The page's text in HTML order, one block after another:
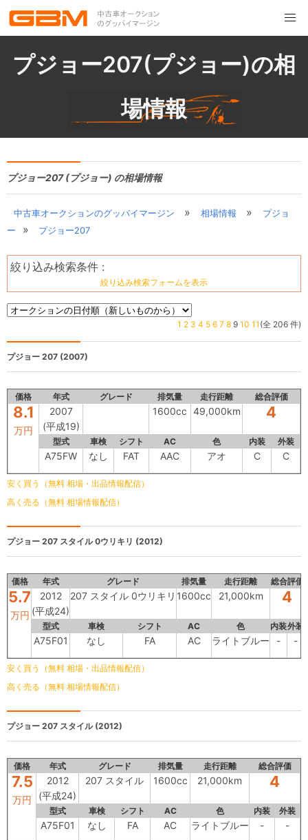
プジョー207(プジョー)の相
場情報
プジョー207 (プジョー) の相場情報
中古車オークションのグッバイマージン » 相場情報 »
プジョ
ー
» プジョー207
絞り込み検索条件 :
絞り込み検索フォームを表示
1 2 3 4 5 6 7 8 9 10 11 (全 206 件)
プジョー 207 (2007)
価格 年式 グレード 排気量 走行距離 総合評価
8.1
万円
2007
(平成19)
1600cc 49,000km 4
型式 車検 シフト AC 色 内装 外装
A75FW なし FAT AAC アオ C C
安く買う（無料 相場・出品情報配信）
高く売る（無料 相場情報配信）
プジョー 207 スタイル 0ウリキリ (2012)
価格 年式 グレード 排気量 走行距離 総合評価
5.7
万円
2012
(平成24)
207 スタイル 0ウリキリ 1600cc 21,000km 4
型式 車検 シフト AC 色 内装外装
A75F01 なし FA AC ライトブルー - -
安く買う（無料 相場・出品情報配信）
高く売る（無料 相場情報配信）
プジョー 207 スタイル (2012)
価格 年式 グレード 排気量 走行距離 総合評価
7.5
万円
2012
(平成24)
207 スタイル 1600cc 21,000km 4
型式 車検 シフト AC 色 内装 外装
A75F01 なし FA AC ライトブルー - -